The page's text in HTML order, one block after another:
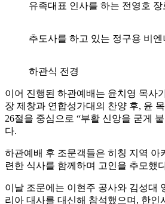
유족대표 인사를 하는 전영호 장
추도사를 하고 있는 정구용 비
하관식 전경
이어 진행된 하관예배는 윤치영 목사
장 제창과 연합성가대의 찬양 후, 윤
26절을 중심으로 “부활 신앙을 굳게
다.
하관예배 후 조문객들은 히칭 지역 아
련한 식사를 함께하며 고인을 추모했
이날 조문에는 이현주 공사와 김성대
리아 대사를 대신해 참석했으며, 한인